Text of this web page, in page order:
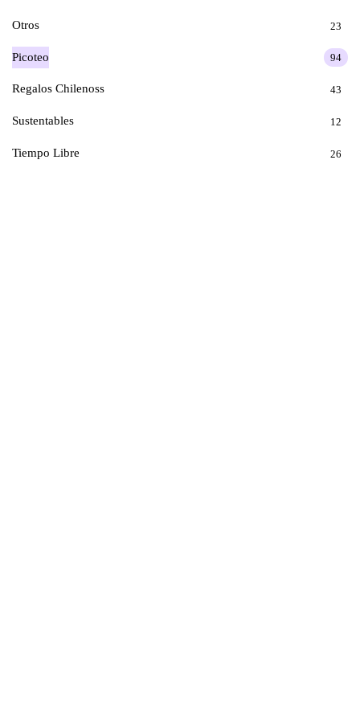
Otros 23
Picoteo 94
Regalos Chilenoss 43
Sustentables 12
Tiempo Libre 26